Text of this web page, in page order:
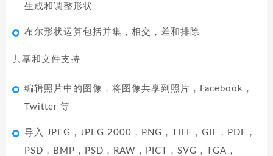
生成和调整形状
布尔形状运算包括并集，相交，差和排除
共享和文件支持
编辑照片中的图像，将图像共享到照片，Facebook，
Twitter 等
导入 JPEG，JPEG 2000，PNG，TIFF，GIF，PDF，
PSD，BMP，PSD，RAW，PICT，SVG，TGA，